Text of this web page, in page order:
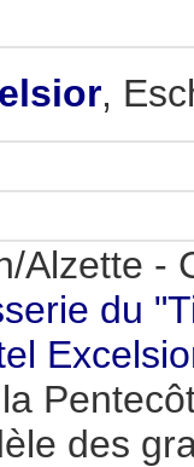
,
Alzette -
du
des